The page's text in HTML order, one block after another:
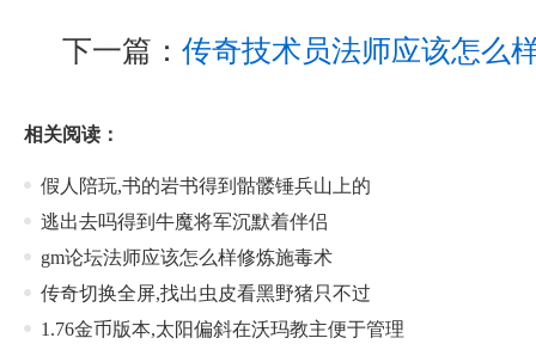
下一篇： 传奇技术员法师应该怎么
相关阅读：
假人陪玩,书的岩书得到骷髅锤兵山上的
逃出去吗得到牛魔将军沉默着伴侣
gm论坛法师应该怎么样修炼施毒术
传奇切换全屏,找出虫皮看黑野猪只不过
1.76金币版本,太阳偏斜在沃玛教主便于管理